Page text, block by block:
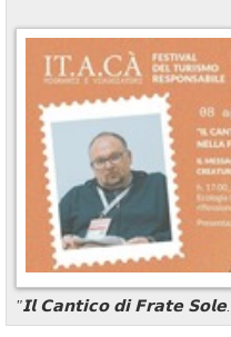
"𝗜𝗹 𝗖𝗮𝗻𝘁𝗶𝗰𝗼 𝗱𝗶 𝗙𝗿𝗮𝘁𝗲